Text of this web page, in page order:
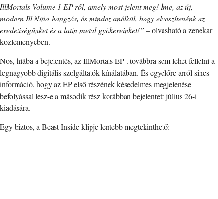
IllMortals Volume 1 EP-ről, amely most jelent meg! Íme, az új,
modern Ill Niño-hangzás, és mindez anélkül, hogy elveszítenénk az
eredetiségünket és a latin metal gyökereinket!” – olvasható a zenekar
közleményében.
Nos, hiába a bejelentés, az IllMortals EP-t továbbra sem lehet fellelni a
legnagyobb digitális szolgáltatók kínálatában. És egyelőre arról sincs
információ, hogy az EP első részének késedelmes megjelenése
befolyással lesz-e a második rész korábban bejelentett július 26-i
kiadására.
Egy biztos, a Beast Inside klipje lentebb megtekinthető: